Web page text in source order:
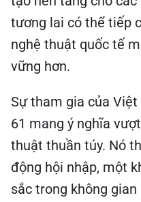
tương lai có thể tiếp
nghệ thuật quốc tế
vững hơn.
Sự tham gia của
61 mang ý nghĩa
thuật thuần túy. Nó
động hội nhập, một
sắc trong không